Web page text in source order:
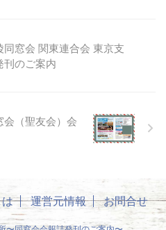
同窓会 関東連合会 東京支
刊のご案内
（聖友会）会
運営元情報 お問合せ